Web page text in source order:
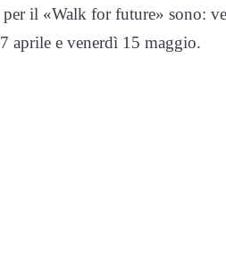
il «Walk for future» sono:
aprile e venerdì 15 maggio.